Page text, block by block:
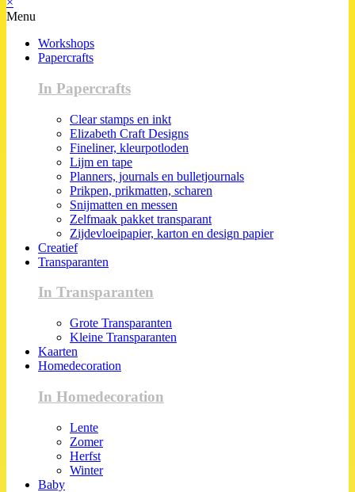
Menu
Workshops
Papercrafts
In Papercrafts
Clear stamps en inkt
Elizabeth Craft Designs
Fineliner, kleurpotloden
Lijm en tape
Planners, journals en bulletjournals
Prikpen, prikmatten, scharen
Snijmatten en messen
Zelfmaak pakket transparant
Zijdevloeipapier, karton en design papier
Creatief
Transparanten
In Transparanten
Grote Transparanten
Kleine Transparanten
Kaarten
Homedecoration
In Homedecoration
Lente
Zomer
Herfst
Winter
Baby